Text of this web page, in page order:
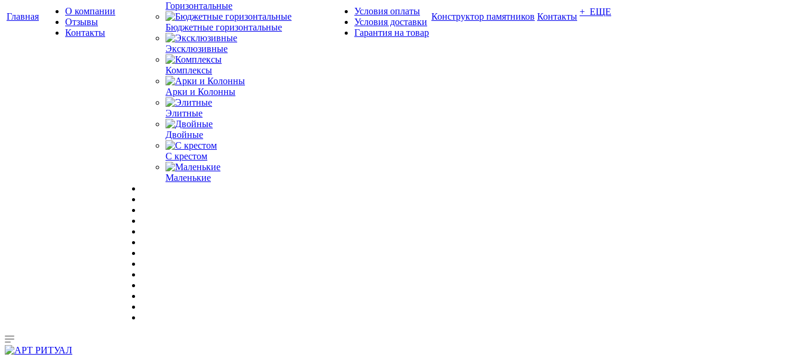
Главная
О компании
Отзывы
Контакты
Горизонтальные
Бюджетные горизонтальные
Эксклюзивные
Комплексы
Арки и Колонны
Элитные
Двойные
С крестом
Маленькие
Условия оплаты
Условия доставки
Гарантия на товар
Конструктор памятников Контакты + ЕЩЕ